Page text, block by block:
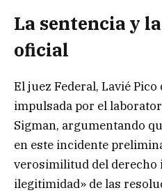
La sentencia y
oficial
El juez Federal, Lavié
impulsada por el
Sigman, argumentando
en este incidente
verosimilitud del derecho
ilegitimidad» de las